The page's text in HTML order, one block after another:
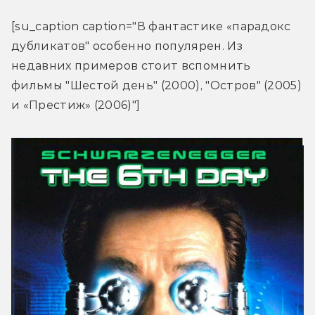
[su_caption caption="В фантастике «парадокс
дубликатов" особенно популярен. Из
недавних примеров стоит вспомнить
фильмы "Шестой день" (2000), "Остров" (2005)
и «Престиж» (2006)"]